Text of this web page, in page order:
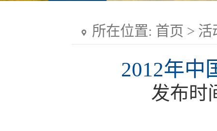
所在位置: 首页 > 活
2012年中
发布时